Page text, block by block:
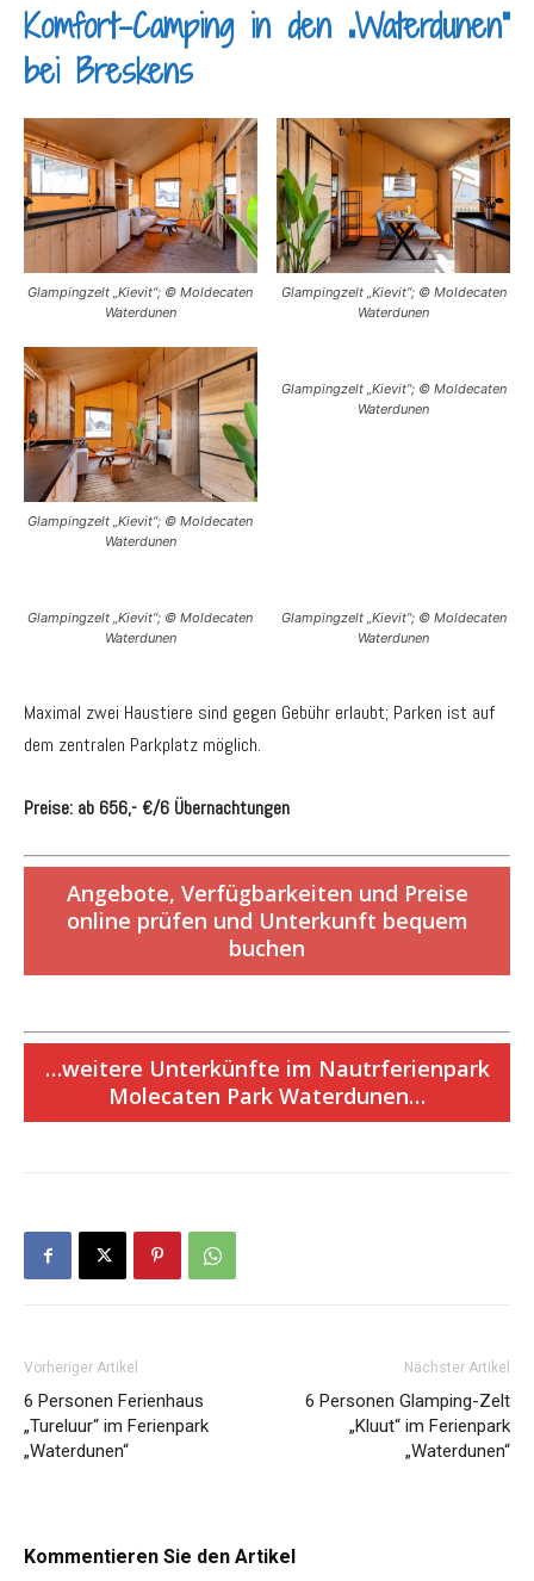
Komfort-Camping in den „Waterdunen“
bei Breskens
Glampingzelt „Kievit“; © Moldecaten
Waterdunen
Glampingzelt „Kievit“; © Moldecaten
Waterdunen
Glampingzelt „Kievit“; © Moldecaten
Waterdunen
Glampingzelt „Kievit“; © Moldecaten
Waterdunen
Glampingzelt „Kievit“; © Moldecaten
Waterdunen
Glampingzelt „Kievit“; © Moldecaten
Waterdunen
Maximal zwei Haustiere sind gegen Gebühr erlaubt; Parken ist auf
dem zentralen Parkplatz möglich.
Preise: ab 656,- €/6 Übernachtungen
Angebote, Verfügbarkeiten und Preise
online prüfen und Unterkunft bequem
buchen
…weitere Unterkünfte im Nautrferienpark
Molecaten Park Waterdunen…
Vorheriger Artikel
6 Personen Ferienhaus
„Tureluur“ im Ferienpark
„Waterdunen“
Nächster Artikel
6 Personen Glamping-Zelt
„Kluut“ im Ferienpark
„Waterdunen“
Kommentieren Sie den Artikel